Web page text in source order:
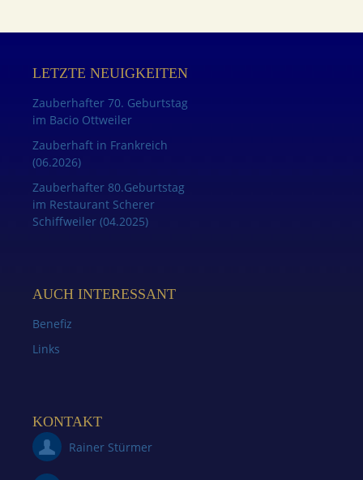
LETZTE NEUIGKEITEN
Zauberhafter 70. Geburtstag
im Bacio Ottweiler
Zauberhaft in Frankreich
(06.2026)
Zauberhafter 80.Geburtstag
im Restaurant Scherer
Schiffweiler (04.2025)
AUCH INTERESSANT
Benefiz
Links
KONTAKT
Rainer Stürmer